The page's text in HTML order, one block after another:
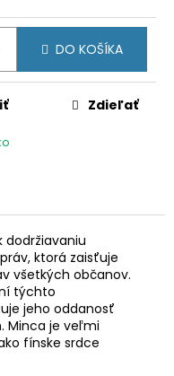
DO KOŠÍKA
Zdieľať
dodržiavaniu
ktorá zaisťuje
všetkých občanov.
týchto
jeho oddanosť
Minca je veľmi
fínske srdce